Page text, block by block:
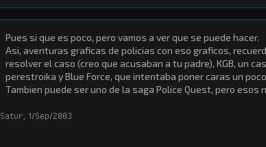
Pues si que es poco, pero vamos a ver que se puede hacer.
Asi, aventuras graficas de policias con eso graficos,
resolver el caso (creo que acusaban a tu padre), KGB, un
perestroika y Blue Force, que intentaba poner caras un
Tambien puede ser uno de la saga Police Quest, pero esos
Satur, 1/Sep/2003